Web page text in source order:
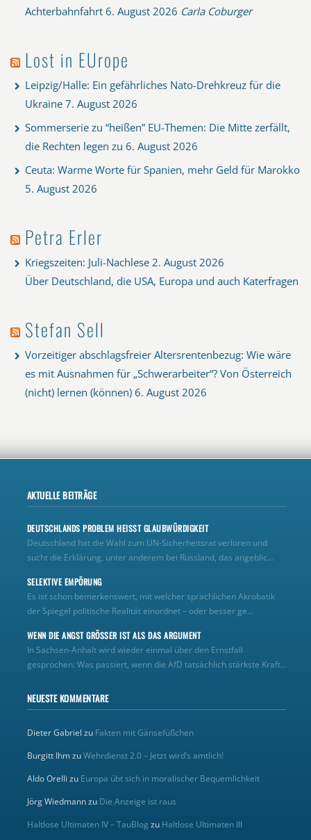
Achterbahnfahrt 6. August 2026 Carla Coburger
Lost in EUrope
Leipzig/Halle: Ein gefährliches Nato-Drehkreuz für die
Ukraine 7. August 2026
Sommerserie zu “heißen” EU-Themen: Die Mitte zerfällt,
die Rechten legen zu 6. August 2026
Ceuta: Warme Worte für Spanien, mehr Geld für Marokko
5. August 2026
Petra Erler
Kriegszeiten: Juli-Nachlese 2. August 2026
Über Deutschland, die USA, Europa und auch Katerfragen
Stefan Sell
Vorzeitiger abschlagsfreier Altersrentenbezug: Wie wäre
es mit Ausnahmen für „Schwerarbeiter“? Von Österreich
(nicht) lernen (können) 6. August 2026
AKTUELLE BEITRÄGE
DEUTSCHLANDS PROBLEM HEISST GLAUBWÜRDIGKEIT
Deutschland hat die Wahl zum UN‑Sicherheitsrat verloren und
sucht die Erklärung, unter anderem bei Russland, das angeblic...
SELEKTIVE EMPÖRUNG
Es ist schon bemerkenswert, mit welcher sprachlichen Akrobatik
der Spiegel politische Realität einordnet – oder besser ge...
WENN DIE ANGST GRÖSSER IST ALS DAS ARGUMENT
In Sachsen-Anhalt wird wieder einmal über den Ernstfall
gesprochen: Was passiert, wenn die AfD tatsächlich stärkste Kraft...
NEUESTE KOMMENTARE
Dieter Gabriel zu Fakten mit Gänsefüßchen
Burgitt IhmzuWehrdienst 2.0 – Jetzt wird’s amtlich!
Aldo Orelli zu Europa übt sich in moralischer Bequemlichkeit
Jörg Wiedmannzu Die Anzeige ist raus
Haltlose Ultimaten IV – TauBlog zu Haltlose Ultimaten III